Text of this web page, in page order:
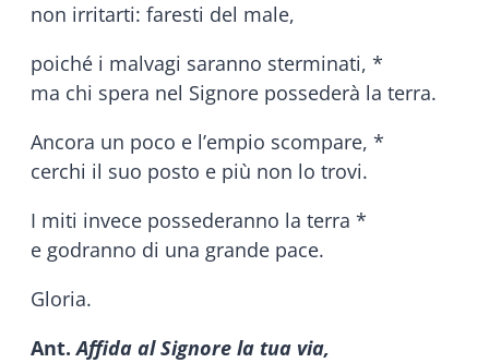
non irritarti: faresti del male,
poiché i malvagi saranno sterminati, *
ma chi spera nel Signore possederà la terra.
Ancora un poco e l’empio scompare, *
cerchi il suo posto e più non lo trovi.
I miti invece possederanno la terra *
e godranno di una grande pace.
Gloria.
Ant.Affida al Signore la tua via,